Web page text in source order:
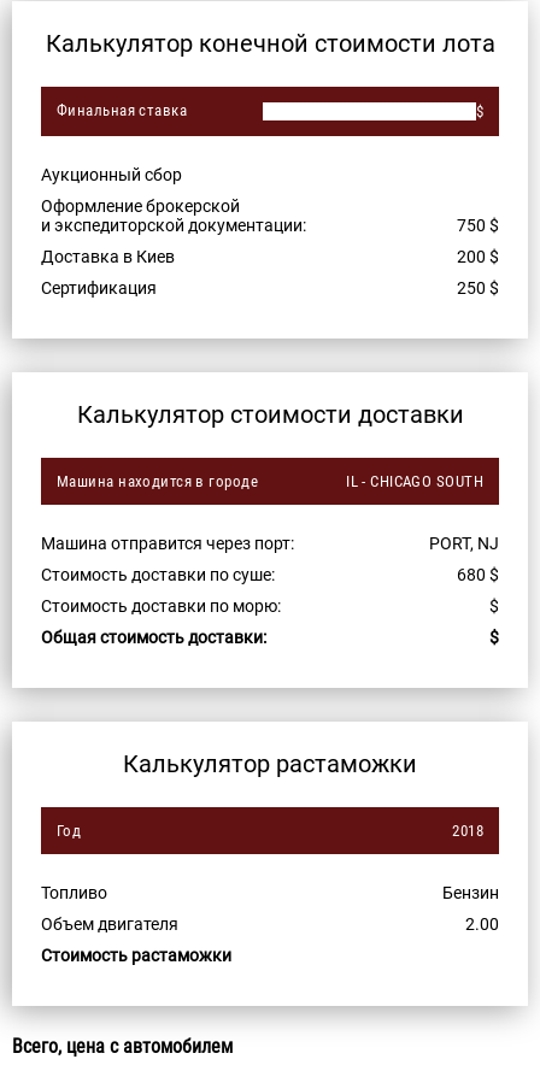
Калькулятор конечной стоимости лота
Финальная ставка $
Аукционный сбор
Оформление брокерской
и экспедиторской документации:
750 $
Доставка в Киев
200 $
Сертификация
250 $
Калькулятор стоимости доставки
Машина находится в городе IL - CHICAGO SOUTH
Машина отправится через порт:
PORT, NJ
Стоимость доставки по суше:
680 $
Стоимость доставки по морю:
$
Общая стоимость доставки:
$
Калькулятор растаможки
Год 2018
Топливо
Бензин
Объем двигателя
2.00
Стоимость растаможки
Всего, цена с автомобилем